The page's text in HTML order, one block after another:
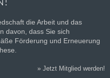
die Arbeit und das
davon, dass Sie sich
Förderung und Erneuerung
» Jetzt Mitglied werden!